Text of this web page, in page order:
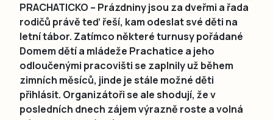
PRACHATICKO – Prázdniny jsou za dveřmi a řada
rodičů právě teď řeší, kam odeslat své děti na
letní tábor. Zatímco některé turnusy pořádané
Domem dětí a mládeže Prachatice a jeho
odloučenými pracovišti se zaplnily už během
zimních měsíců, jinde je stále možné děti
přihlásit. Organizátoři se ale shodují, že v
posledních dnech zájem výrazně roste a volná